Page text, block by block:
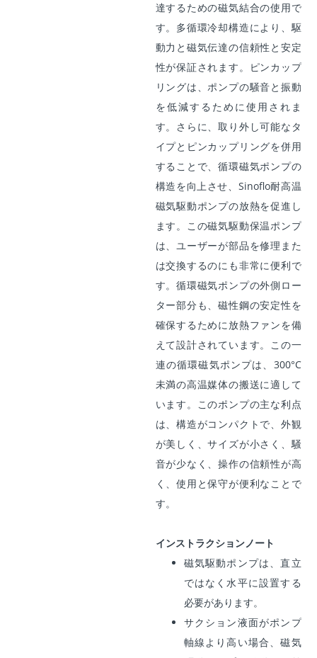
達するための磁気結合の使用で
す。多循環冷却構造により、駆
動力と磁気伝達の信頼性と安定
性が保証されます。ピンカップ
リングは、ポンプの騒音と振動
を低減するために使用されま
す。さらに、取り外し可能なタ
イプとピンカップリングを併用
することで、循環磁気ポンプの
構造を向上させ、Sinoflo耐高温
磁気駆動ポンプの放熱を促進し
ます。この磁気駆動保温ポンプ
は、ユーザーが部品を修理また
は交換するのにも非常に便利で
す。循環磁気ポンプの外側ロー
ター部分も、磁性鋼の安定性を
確保するために放熱ファンを備
えて設計されています。この一
連の循環磁気ポンプは、300°C
未満の高温媒体の搬送に適して
います。このポンプの主な利点
は、構造がコンパクトで、外観
が美しく、サイズが小さく、騒
音が少なく、操作の信頼性が高
く、使用と保守が便利なことで
す。
インストラクションノート
磁気駆動ポンプは、直立
ではなく水平に設置する
必要があります。
サクション液面がポンプ
軸線より高い場合、磁気